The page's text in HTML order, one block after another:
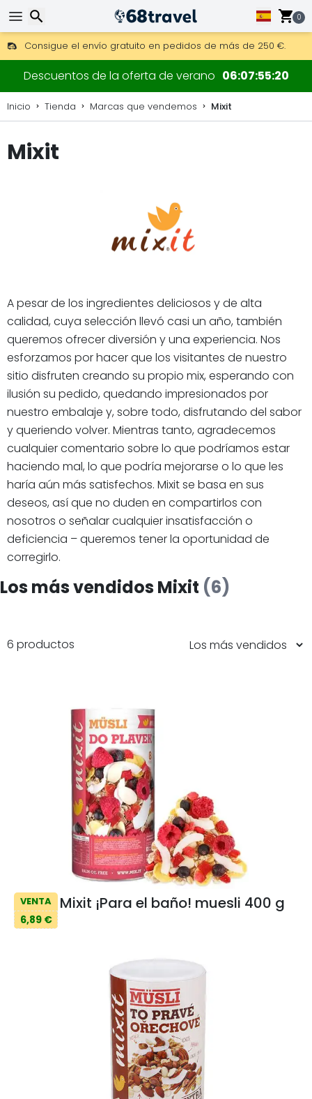
0
Consigue el envío gratuito en pedidos de más de 250 €.
Envío DHL 1 día disponible.
30 días para devoluciones, 90 días para mapas de madera
Descuentos de la oferta de verano 06075520
Inicio Tienda Marcas que vendemos Mixit
Mixit
A pesar de los ingredientes deliciosos y de alta
calidad, cuya selección llevó casi un año, también
queremos ofrecer diversión y una experiencia. Nos
esforzamos por hacer que los visitantes de nuestro
sitio disfruten creando su propio mix, esperando con
ilusión su pedido, quedando impresionados por
nuestro embalaje y, sobre todo, disfrutando del sabor
y queriendo volver. Mientras tanto, agradecemos
cualquier comentario sobre lo que podríamos estar
haciendo mal, lo que podría mejorarse o lo que les
haría aún más satisfechos. Mixit se basa en sus
deseos, así que no duden en compartirlos con
nosotros o señalar cualquier insatisfacción o
deficiencia – queremos tener la oportunidad de
corregirlo.
Los más vendidos Mixit (6)
6 productos
VENTA
6,89 €
Mixit ¡Para el baño! muesli 400 g
Buscar